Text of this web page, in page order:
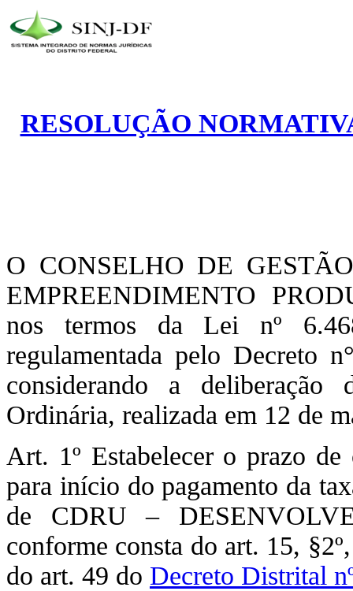
RESOLUÇÃO
O CONSELHO DE
EMPREENDIMENTO
nos termos da Lei nº
regulamentada pelo Decreto
considerando a
Ordinária, realizada em 12 de
Art. 1º Estabelecer o prazo
para início do pagamento da
de CDRU –
conforme consta do art. 15,
do art. 49 do Decreto Distrital